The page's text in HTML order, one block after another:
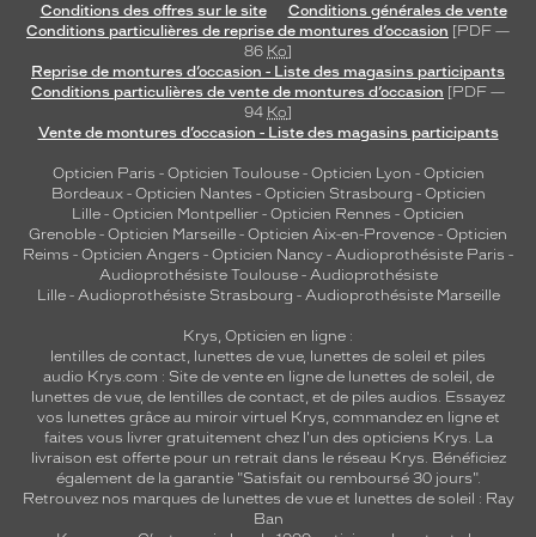
Conditions des offres sur le site
Conditions générales de vente
Conditions particulières de reprise de montures d’occasion [PDF —
86 Ko]
Reprise de montures d’occasion - Liste des magasins participants
Conditions particulières de vente de montures d’occasion [PDF —
94 Ko]
Vente de montures d’occasion - Liste des magasins participants
Opticien Paris - Opticien Toulouse- Opticien Lyon - Opticien
Bordeaux- Opticien Nantes - Opticien Strasbourg - Opticien
Lille - Opticien Montpellier - Opticien Rennes - Opticien
Grenoble - Opticien Marseille - Opticien Aix-en-Provence - Opticien
Reims - Opticien Angers - Opticien Nancy - Audioprothésiste Paris -
Audioprothésiste Toulouse- Audioprothésiste
Lille- Audioprothésiste Strasbourg - Audioprothésiste Marseille
Krys, Opticien en ligne :
lentilles de contact lunettes de vue, lunettes de soleil et piles
audio Krys.com : Site de vente en ligne de lunettes de soleil, de
lunettes de vue, de lentilles de contact , et de piles audios. Essayez
vos lunettes grâce au miroir virtuel Krys, commandez en ligne et
faites vous livrer gratuitement chez l'un des opticiens Krys. La
livraison est offerte pour un retrait dans le réseau Krys. Bénéficiez
également de la garantie "Satisfait ou remboursé 30 jours".
Retrouvez nos marques de lunettes de vue et lunettes de soleil : Ray
Ban